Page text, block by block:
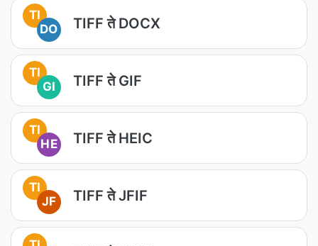
TI
DO
TIFF ते DOCX
TI
GI
TIFF ते GIF
TI
HE
TIFF ते HEIC
TI
JF
TIFF ते JFIF